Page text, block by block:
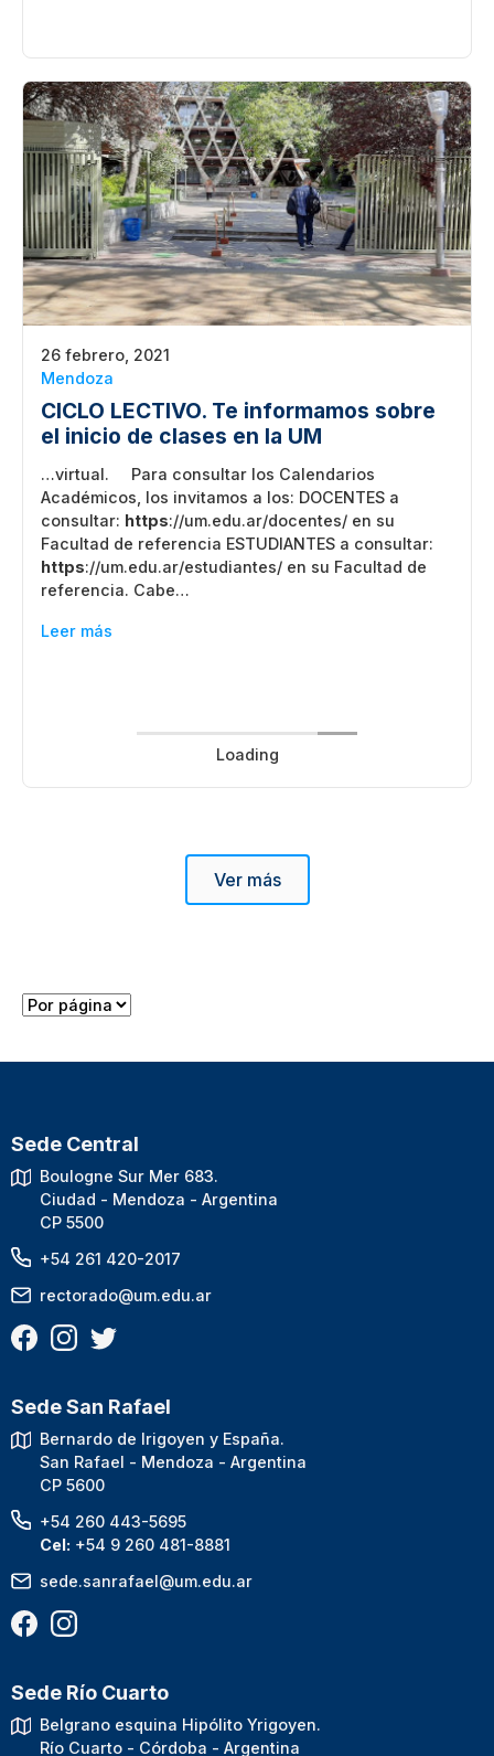
26 febrero, 2021
Mendoza
CICLO LECTIVO. Te informamos sobre
el inicio de clases en la UM
…virtual. Para consultar los Calendarios
Académicos, los invitamos a los: DOCENTES a
consultar: https://um.edu.ar/docentes/ en su
Facultad de referencia ESTUDIANTES a consultar:
https://um.edu.ar/estudiantes/ en su Facultad de
referencia. Cabe…
Leer más
Loading
Ver más
Sede Central
Boulogne Sur Mer 683.
Ciudad - Mendoza - Argentina
CP 5500
+54 261 420-2017
rectorado@um.edu.ar
Sede San Rafael
Bernardo de Irigoyen y España.
San Rafael - Mendoza - Argentina
CP 5600
+54 260 443-5695
Cel: +54 9 260 481-8881
sede.sanrafael@um.edu.ar
Sede Río Cuarto
Belgrano esquina Hipólito Yrigoyen.
Río Cuarto - Córdoba - Argentina